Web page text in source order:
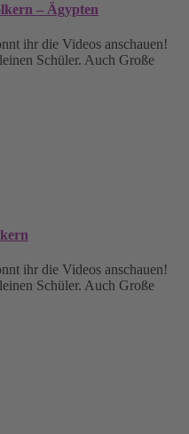
– Ägypten
ihr die Videos anschauen!
Schüler. Auch Große
ihr die Videos anschauen!
Schüler. Auch Große